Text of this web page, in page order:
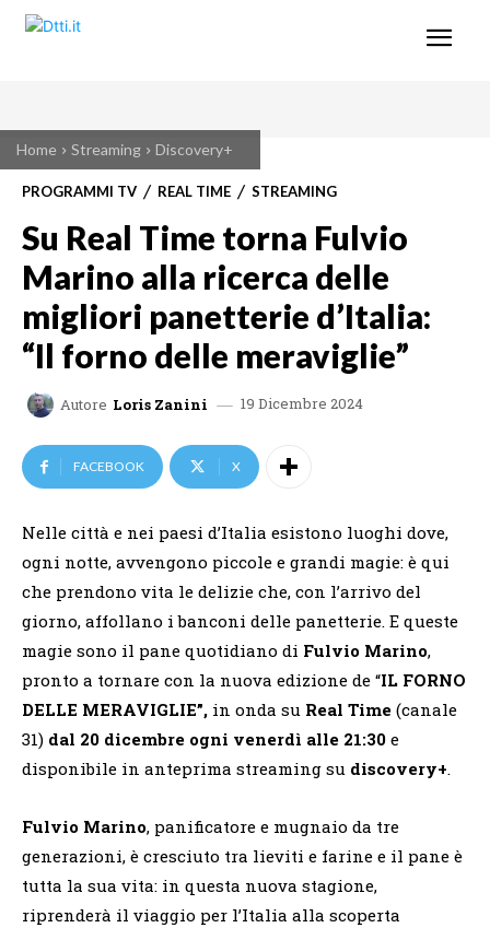
Home Streaming Discovery+
PROGRAMMI TV REAL TIME STREAMING
Su Real Time torna Fulvio
Marino alla ricerca delle
migliori panetterie d’Italia:
“Il forno delle meraviglie”
Autore Loris Zanini 19 Dicembre 2024
FACEBOOK X
Nelle città e nei paesi d’Italia esistono luoghi dove,
ogni notte, avvengono piccole e grandi magie: è qui
che prendono vita le delizie che, con l’arrivo del
giorno, affollano i banconi delle panetterie. E queste
magie sono il pane quotidiano di Fulvio Marino,
pronto a tornare con la nuova edizione de “IL FORNO
DELLE MERAVIGLIE”, in onda su Real Time (canale
31) dal 20 dicembre ogni venerdì alle 21:30 e
disponibile in anteprima streaming su discovery+.
Fulvio Marino, panificatore e mugnaio da tre
generazioni, è cresciuto tra lieviti e farine e il pane è
tutta la sua vita: in questa nuova stagione,
riprenderà il viaggio per l’Italia alla scoperta